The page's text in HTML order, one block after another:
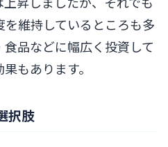
維持しているところも多
品などに幅広く投資して
もあります。
択肢